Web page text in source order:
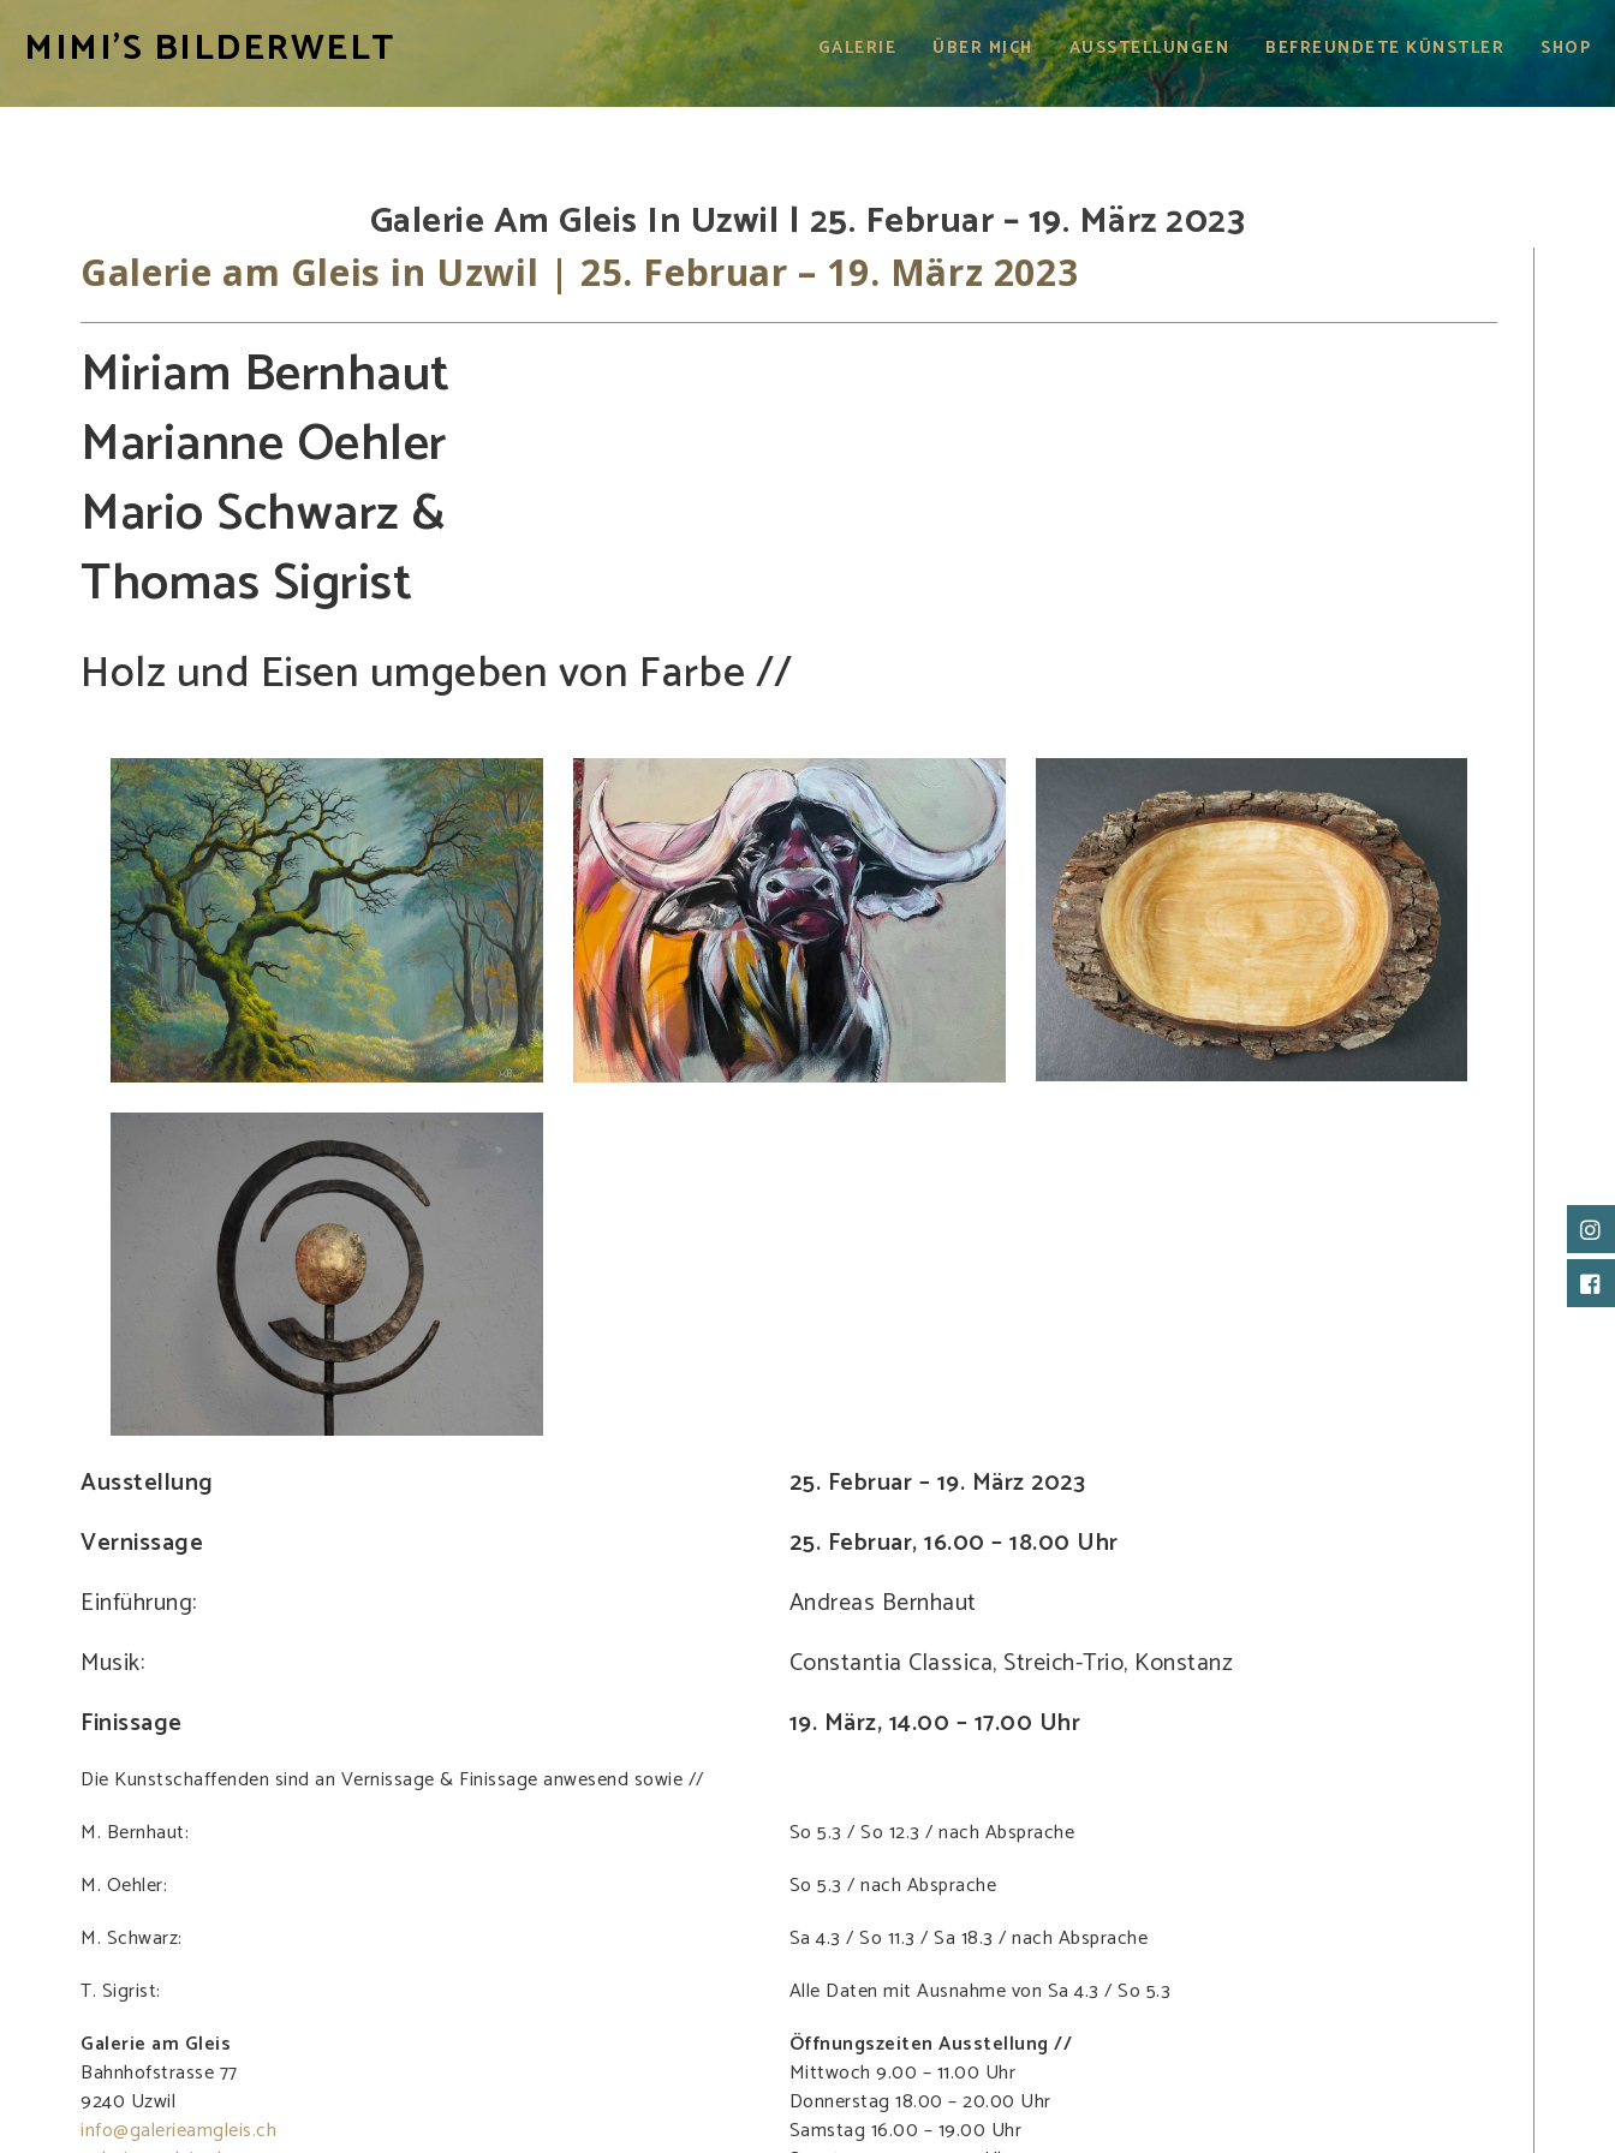
MIMI'S BILDERWELT GALERIE ÜBER MICH AUSSTELLUNGEN BEFREUNDETE KÜNSTLER SHOP
Galerie Am Gleis In Uzwil | 25. Februar – 19. März 2023
Galerie am Gleis in Uzwil | 25. Februar – 19. März 2023
Miriam Bernhaut
Marianne Oehler
Mario Schwarz &
Thomas Sigrist
Holz und Eisen umgeben von Farbe //
Ausstellung
Vernissage
Einführung:
Musik:
Finissage
25. Februar – 19. März 2023
25. Februar, 16.00 – 18.00 Uhr
Andreas Bernhaut
Constantia Classica, Streich-Trio, Konstanz
19. März, 14.00 – 17.00 Uhr
Die Kunstschaffenden sind an Vernissage & Finissage anwesend sowie //
M. Bernhaut:
M. Oehler:
M. Schwarz:
T. Sigrist:
So 5.3 / So 12.3 / nach Absprache
So 5.3 / nach Absprache
Sa 4.3 / So 11.3 / Sa 18.3 / nach Absprache
Alle Daten mit Ausnahme von Sa 4.3 / So 5.3
Galerie am Gleis
Bahnhofstrasse 77
9240 Uzwil
info@galerieamgleis.ch
Öffnungszeiten Ausstellung //
Mittwoch 9.00 – 11.00 Uhr
Donnerstag 18.00 – 20.00 Uhr
Samstag 16.00 – 19.00 Uhr